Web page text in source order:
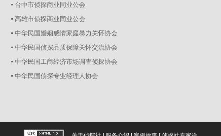
▪ 台中市侦探商业同业公会
▪ 高雄市侦探商业同业公会
▪ 中华民国婚姻感情家庭暴力关怀协会
▪ 中华民国侦探品质保障关怀交流协会
▪ 中华民国工商经济市场调查侦探协会
▪ 中华民国侦探专业经理人协会